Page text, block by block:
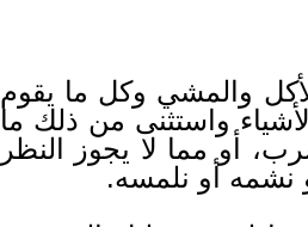
والمشي وكل ما يقوم
واستثنى من ذلك ما
أو مما لا يجوز النظر
نشمه أو نلمسه.